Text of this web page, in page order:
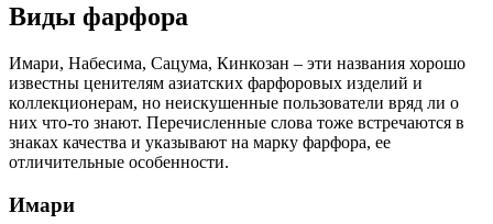
Виды фарфора
Имари, Набесима, Сацума, Кинкозан – эти названия хорошо
известны ценителям азиатских фарфоровых изделий и
коллекционерам, но неискушенные пользователи вряд ли о
них что-то знают. Перечисленные слова тоже встречаются в
знаках качества и указывают на марку фарфора, ее
отличительные особенности.
Имари